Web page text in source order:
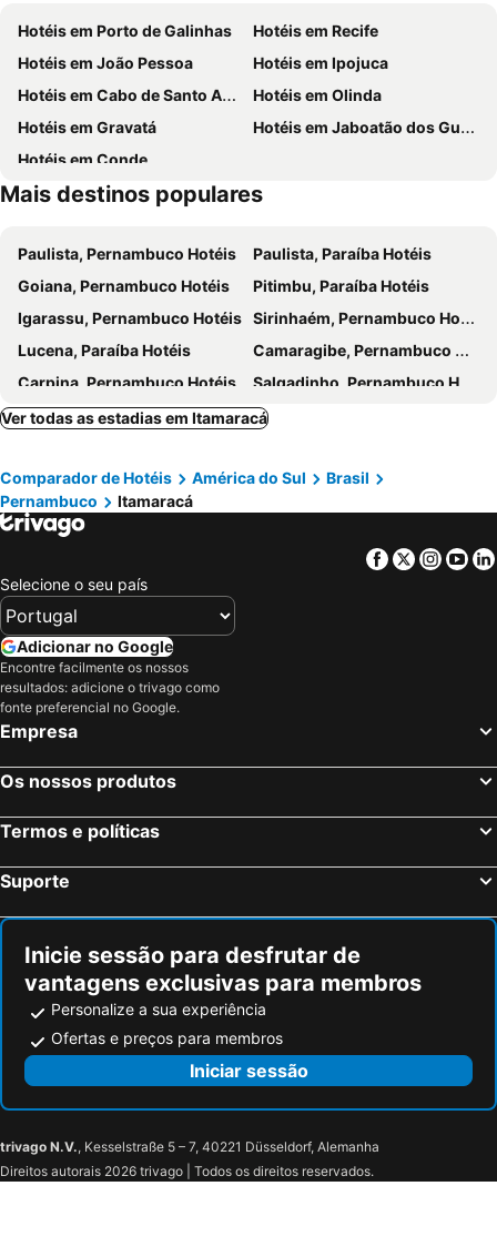
Igreja do Bom Jesus do Araial ou da Harmonia
Porto do Recife
Praça Marco Zero
Igreja Matriz do Espinheiro
XI Congresso Internacional de Tecnologia na Educação
Galo da Madrugada
Parque Lagoa Azul
Ilhota Coroa do Avião
Enseada dos Golfinhos
Coqueiral Park - Pescaria e Lazer
4 patas
Carnaval de Olinda
Mercado da Encruzilhada
4º Congresso Brasileiro de Perícia Médica Previdenciária
Torre Malakoff
Hotéis em Porto de Galinhas
Hotéis em Recife
Hotéis em João Pessoa
Hotéis em Ipojuca
Hotéis em Cabo de Santo Agostinho
Hotéis em Olinda
Hotéis em Gravatá
Hotéis em Jaboatão dos Guararapes
Hotéis em Conde
Mais destinos populares
Paulista, Pernambuco Hotéis
Paulista, Paraíba Hotéis
Goiana, Pernambuco Hotéis
Pitimbu, Paraíba Hotéis
Igarassu, Pernambuco Hotéis Sirinhaém, Pernambuco Hotéis
Lucena, Paraíba Hotéis
Camaragibe, Pernambuco Hotéis
Carpina, Pernambuco Hotéis
Salgadinho, Pernambuco Hotéis
Tracunhaém, Pernambuco Hotéis
Limoeiro, Pernambuco Hotéis
Vitória de Santo Antão, Pernambuco Hotéis
Chã Grande, Pernambuco Hotéis
Patos, Paraíba Hotéis
Arcoverde, Pernambuco Hotéis
Triunfo, Pernambuco Hotéis
Belém, Paraíba Hotéis
Cacimba de Areia, Paraíba Hotéis
Conceição, Paraíba Hotéis
Flores, Pernambuco Hotéis
São Paulo, São Paulo Hotéis
Natal, Rio Grande do Norte Hotéis
Porto de Galinhas, Pernambuco Hotéis
Maceió, Alagoas Hotéis
Porto Seguro, Bahia Hotéis
Ver todas as estadias em Itamaracá
Comparador de Hotéis América do Sul
Brasil
Pernambuco
Itamaracá
Facebook
Twitter
Selecione o seu país
Adicionar no Google
Encontre facilmente os nossos
resultados: adicione o trivago como
fonte preferencial no Google.
Empresa
Os nossos produtos
Termos e políticas
Suporte
Inicie sessão para desfrutar de
vantagens exclusivas para membros
Personalize a sua experiência
Ofertas e preços para membros
Iniciar sessão
trivago N.V., Kesselstraße 5 – 7, 40221 Düsseldorf, Alemanha
Direitos autorais 2026 trivago | Todos os direitos reservados.